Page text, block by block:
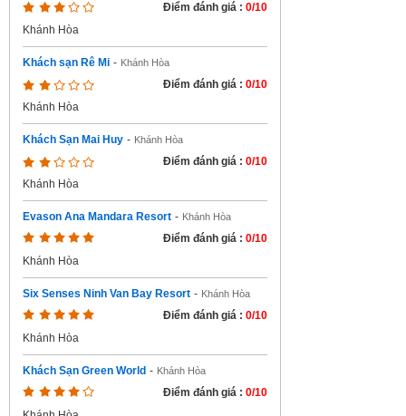
Điểm đánh giá : 0/10
Khánh Hòa
Khách sạn Rê Mi - Khánh Hòa
Điểm đánh giá : 0/10
Khánh Hòa
Khách Sạn Mai Huy - Khánh Hòa
Điểm đánh giá : 0/10
Khánh Hòa
Evason Ana Mandara Resort - Khánh Hòa
Điểm đánh giá : 0/10
Khánh Hòa
Six Senses Ninh Van Bay Resort - Khánh Hòa
Điểm đánh giá : 0/10
Khánh Hòa
Khách Sạn Green World - Khánh Hòa
Điểm đánh giá : 0/10